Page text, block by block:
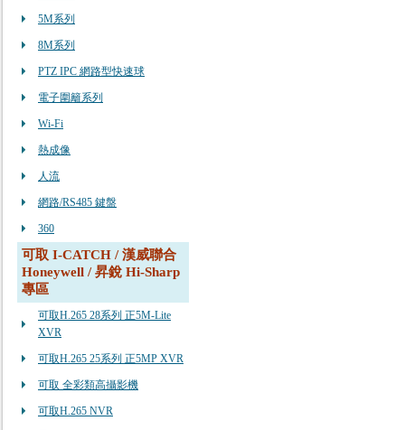
5M系列
8M系列
PTZ IPC 網路型快速球
電子圍籬系列
Wi-Fi
熱成像
人流
網路/RS485 鍵盤
360
可取 I-CATCH / 漢威聯合
Honeywell / 昇銳 Hi-Sharp
專區
可取H.265 28系列 正5M-Lite
XVR
可取H.265 25系列 正5MP XVR
可取 全彩類高攝影機
可取H.265 NVR